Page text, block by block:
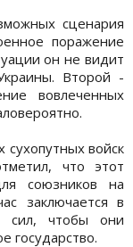
сценария
поражение
он не видит
Второй -
вовлеченных
сухопутных войск
что этот
союзников на
заключается в
сил, чтобы они
государство.